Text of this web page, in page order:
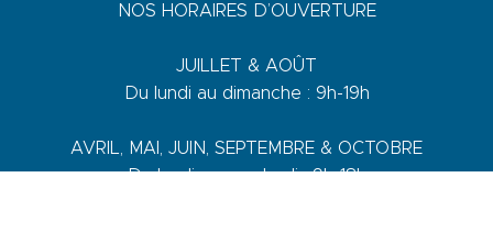
NOS HORAIRES D’OUVERTURE
JUILLET & AOÛT
Du lundi au dimanche : 9h-19h
AVRIL, MAI, JUIN, SEPTEMBRE & OCTOBRE
Du lundi au vendredi : 9h-18h